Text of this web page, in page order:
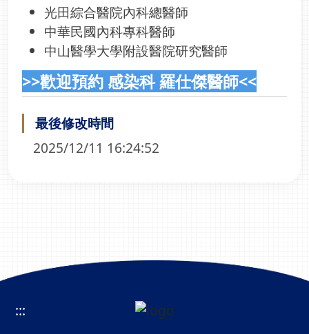
光田綜合醫院內科總醫師
中華民國內科專科醫師
中山醫學大學附設醫院研究醫師
>>歡迎預約 感染科 羅仕傑醫師<<
最後修改時間
2025/12/11 16:24:52
:::